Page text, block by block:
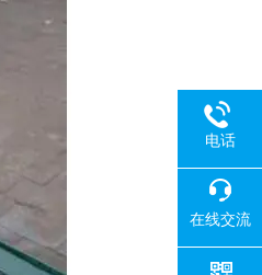
电话
在线交流